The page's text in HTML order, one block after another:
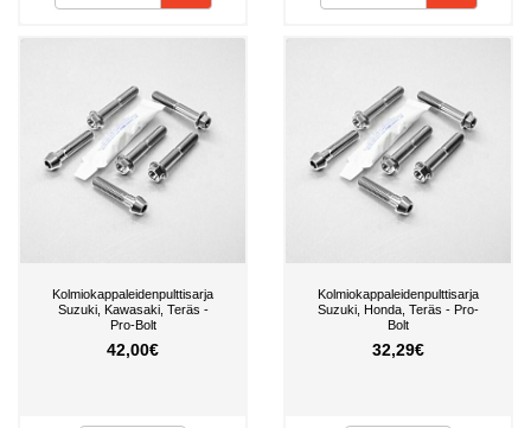
Kolmiokappaleidenpulttisarja
Suzuki, Kawasaki, Teräs -
Pro-Bolt
42,00€
Kolmiokappaleidenpulttisarja
Suzuki, Honda, Teräs - Pro-
Bolt
32,29€